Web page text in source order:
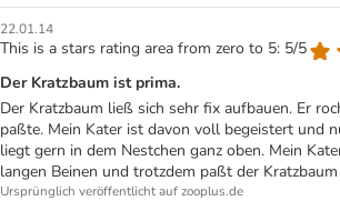
22.01.14
This is a stars rating area from zero to 5: 5/5
Der Kratzbaum ist prima.
Der Kratzbaum ließ sich sehr fix aufbauen. Er
paßte. Mein Kater ist davon voll begeistert und
liegt gern in dem Nestchen ganz oben. Mein
langen Beinen und trotzdem paßt der
Ursprünglich veröffentlicht auf zooplus.de